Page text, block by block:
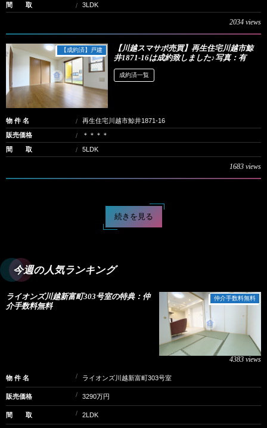
間 取 3LDK
2034 views
【成約済】戸建
【川越スマサポ売買】再生住宅川越市鯨
井1871-16は成約致しました♪写真：有
成約済一覧
物 件 名
再生住宅川越市鯨井1871-16
販売価格
＊＊＊＊
間 取
5LDK
1683 views
続きを見る
今週の人気ランキング
仲介手数料無料
ライオンズ川越新富町303号室の特典：仲
介手数料無料
4383 views
物 件 名 ライオンズ川越新富町303号室
販売価格 3290万円
間 取 2LDK